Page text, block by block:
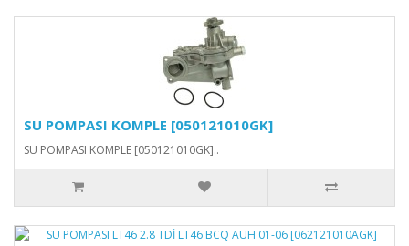
SU POMPASI KOMPLE [050121010GK]
SU POMPASI KOMPLE [050121010GK]..